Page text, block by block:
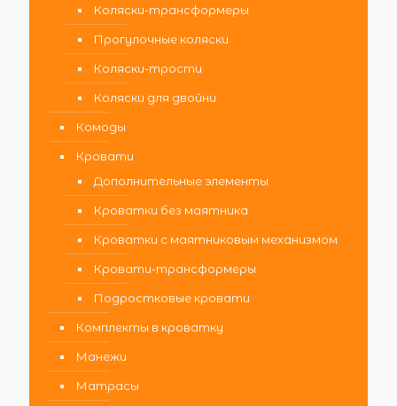
Коляски-трансформеры
Прогулочные коляски
Коляски-трости
Коляски для двойни
Комоды
Кровати
Дополнительные элементы
Кроватки без маятника
Кроватки с маятниковым механизмом
Кровати-трансформеры
Подростковые кровати
Комплекты в кроватку
Манежи
Матрасы